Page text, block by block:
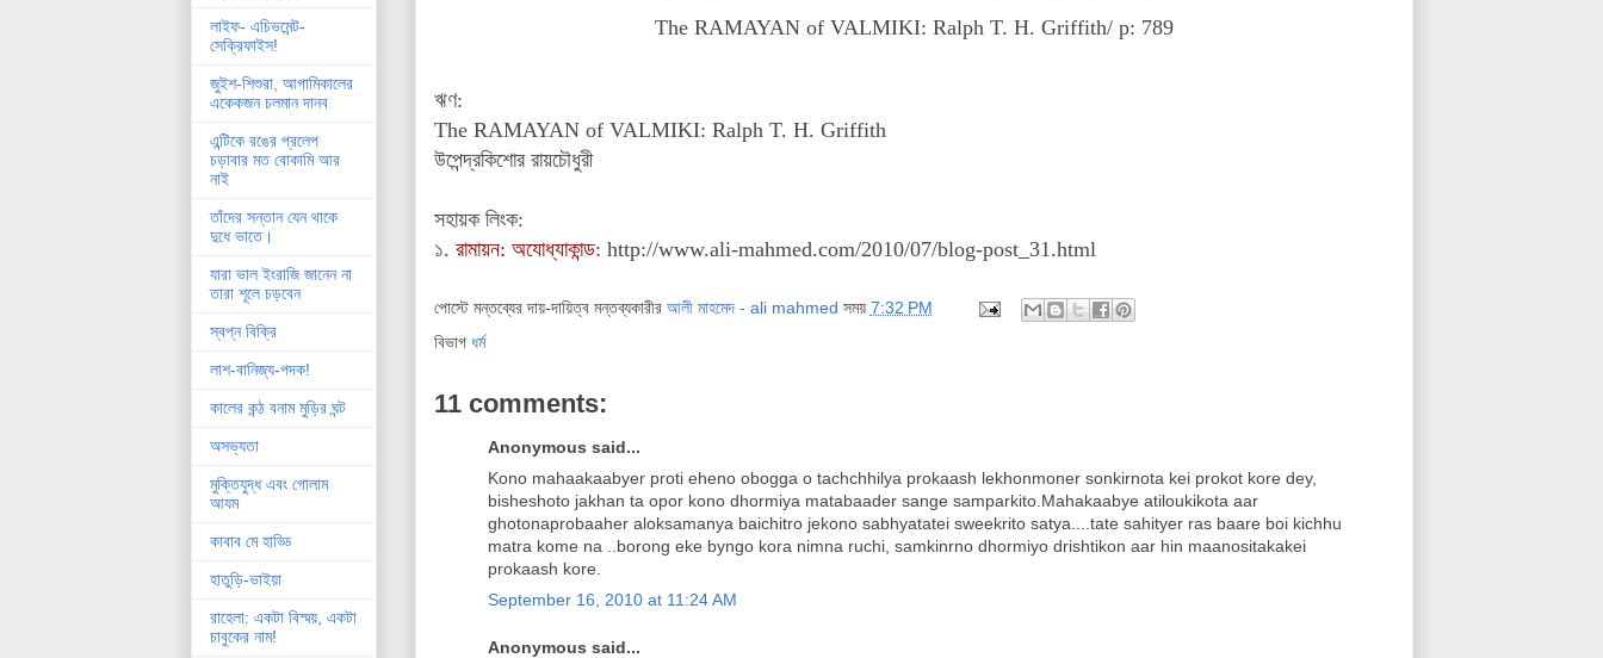
The RAMAYAN of VALMIKI: Ralph T. H. Griffith/ p: 789
ঋণ:
The RAMAYAN of VALMIKI: Ralph T. H. Griffith
উপেন্দ্রকিশোর রায়চৌধুরী
সহায়ক লিংক:
১. রামায়ন: অযোধ্যাকান্ড: http://www.ali-mahmed.com/2010/07/blog-post_31.html
পোস্টে মন্তব্যের দায়-দায়িত্ব মন্তব্যকারীর আলী মাহমেদ - ali mahmed সময় 7:32 PM
বিভাগ ধর্ম
11 comments:
Anonymous said...
Kono mahaakaabyer proti eheno obogga o tachchhilya prokaash lekhonmoner sonkirnota kei prokot kore dey,
bisheshoto jakhan ta opor kono dhormiya matabaader sange samparkito.Mahakaabye atiloukikota aar
ghotonaprobaaher aloksamanya baichitro jekono sabhyatatei sweekrito satya....tate sahityer ras baare boi kichhu
matra kome na ..borong eke byngo kora nimna ruchi, samkinrno dhormiyo drishtikon aar hin maanositakakei
prokaash kore.
September 16, 2010 at 11:24 AM
Anonymous said...
লাইফ- এচিভমেন্ট-
সেক্রিফাইস!
জুইশ-শিশুরা, আগামিকালের
একেকজন চলমান দানব
এন্টিকে রঙের প্রলেপ
চড়াবার মত বোকামি আর
নাই
তাঁদের সন্তান যেন থাকে
দুধে ভাতে।
যারা ভাল ইংরাজি জানেন না
তারা শূলে চড়বেন
স্বপ্ন বিক্রি
লাশ-বানিজ্য-পদক!
কালের কন্ঠ বনাম মুড়ির ঘন্ট
অসভ্যতা
মুক্তিযুদ্ধ এবং গোলাম
আযম
কাবাব মে হাড্ডি
হাতুড়ি-ভাইয়া
রাহেলা: একটা বিস্ময়, একটা
চাবুকের নাম!